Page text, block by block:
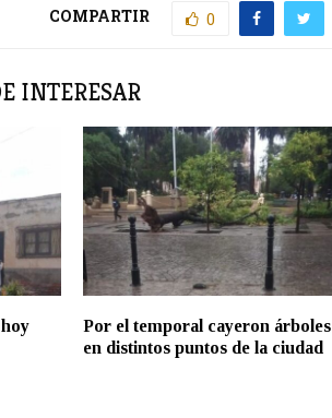
COMPARTIR 0
INTERESAR
Por el temporal cayeron árboles
en distintos puntos de la ciudad